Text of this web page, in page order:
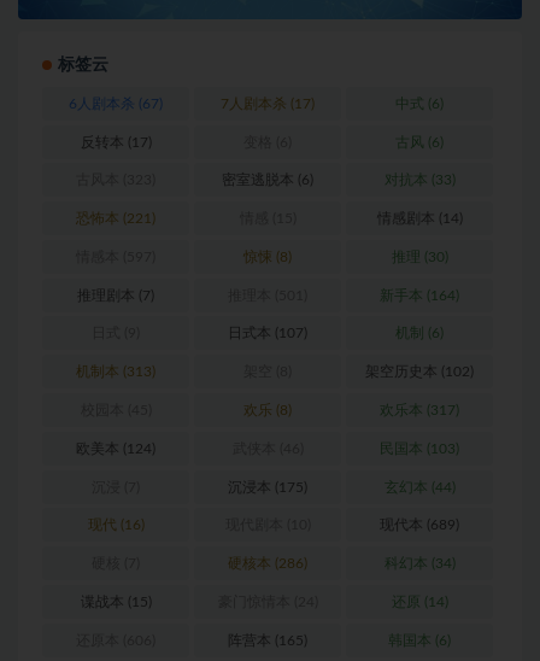
标签云
6人剧本杀 (67) 7人剧本杀 (17) 中式 (6)
反转本 (17) 古风 (6)
密室逃脱本 (6) 对抗本 (33)
恐怖本 (221) 情感剧本 (14)
惊悚 (8) 推理 (30)
推理剧本 (7) 新手本 (164)
日式本 (107) 机制 (6)
机制本 (313) 架空历史本 (102)
欢乐 (8) 欢乐本 (317)
欧美本 (124) 民国本 (103)
沉浸本 (175) 玄幻本 (44)
现代 (16) 现代本 (689)
硬核本 (286) 科幻本 (34)
谍战本 (15) 还原 (14)
阵营本 (165) 韩国本 (6)